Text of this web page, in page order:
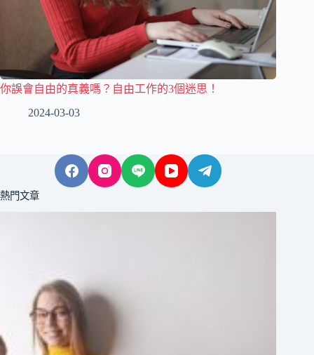
你誤會自由的真義嗎？自由工作的3個迷思！
2024-03-03
熱門文章